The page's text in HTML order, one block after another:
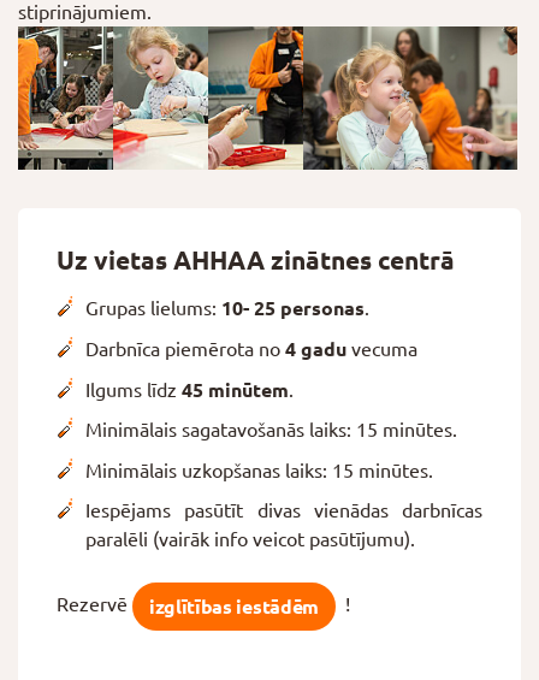
stiprinājumiem.
Uz vietas AHHAA zinātnes centrā
Grupas lielums: 10- 25 personas.
Darbnīca piemērota no 4 gadu vecuma
Ilgums līdz 45 minūtem
Minimālais sagatavošanās laiks: 15 minūtes.
Minimālais uzkopšanas laiks: 15 minūtes.
Iespējams pasūtīt divas vienādas darbnīcas
paralēli (vairāk info veicot pasūtījumu).
Rezervē izglītības iestādēm !